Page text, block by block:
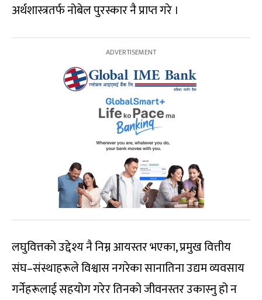
अर्थशास्त्रतर्फ नोबेल पुरस्कार नै प्राप्त गरे ।
लघुवित्तको उद्देश्य नै निम्न आयस्तर भएका, प्रमुख वित्तीय
संघ–संस्थाहरूले विश्वास नगरेका सानातिना उद्यम व्यवसाय
गर्नेहरूलाई सहयोग गरेर तिनको जीवनस्तर उकास्नु हो न